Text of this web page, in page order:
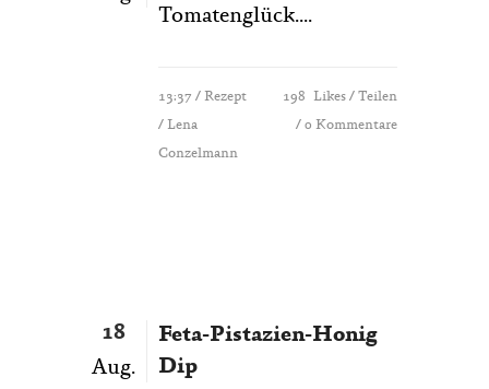
Tomatenglück....
13:37 / Rezept
/ Lena
Conzelmann
198 Likes
Teilen
0 Kommentare
18
Aug.
Feta-Pistazien-Honig
Dip